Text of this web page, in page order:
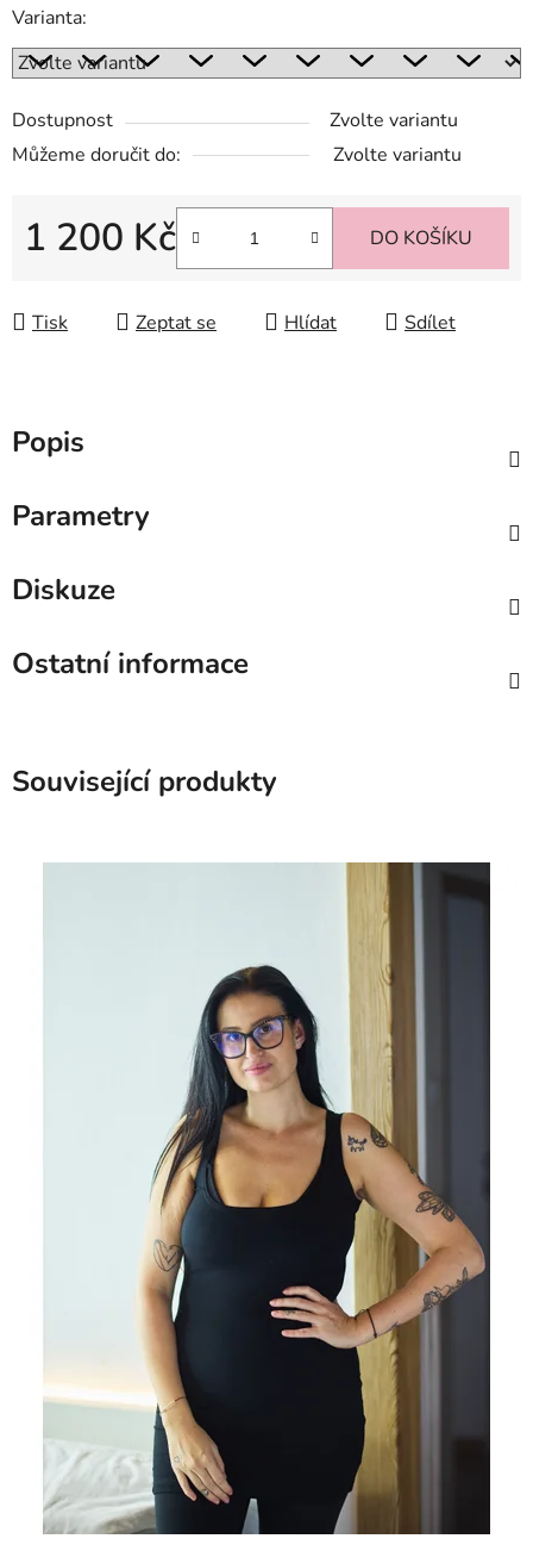
Varianta:
Dostupnost
Zvolte variantu
Můžeme doručit do:
Zvolte variantu
1 200 Kč DO KOŠÍKU
Tisk Zeptat se Hlídat Sdílet
Popis
Parametry
Diskuze
Ostatní informace
Související produkty